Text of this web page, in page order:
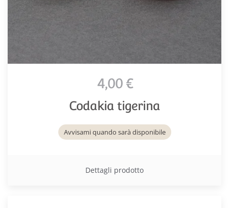
4,00 €
Codakia tigerina
Avvisami quando sarà disponibile
Dettagli prodotto